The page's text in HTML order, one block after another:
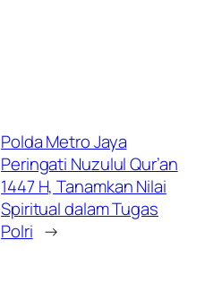
Polda Metro Jaya
Peringati Nuzulul Qur’an
1447 H, Tanamkan Nilai
Spiritual dalam Tugas
Polri →